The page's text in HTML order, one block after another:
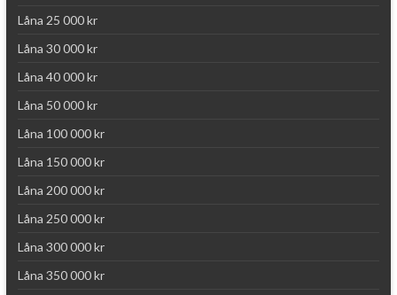
Låna 25 000 kr
Låna 30 000 kr
Låna 40 000 kr
Låna 50 000 kr
Låna 100 000 kr
Låna 150 000 kr
Låna 200 000 kr
Låna 250 000 kr
Låna 300 000 kr
Låna 350 000 kr